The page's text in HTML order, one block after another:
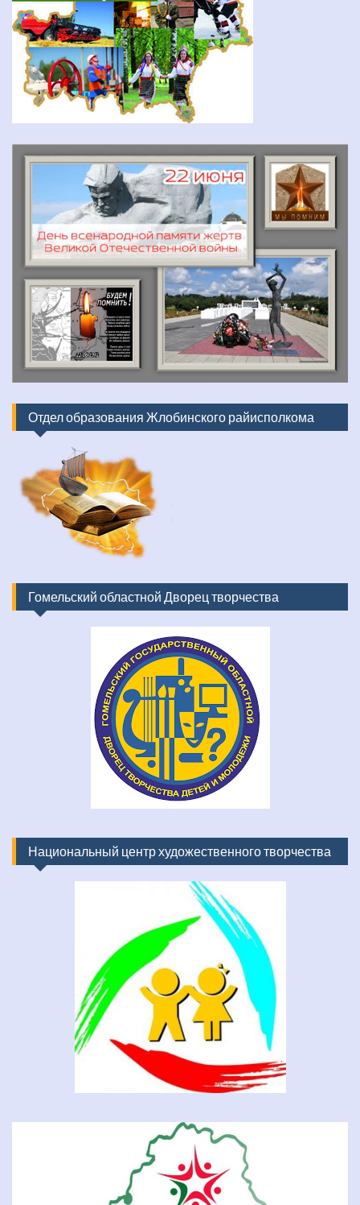
Отдел образования Жлобинского райисполкома
Гомельский областной Дворец творчества
Национальный центр художественного творчества